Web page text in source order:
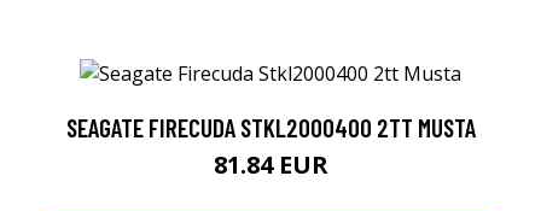
SEAGATE FIRECUDA STKL2000400 2TT MUSTA
81.84 EUR